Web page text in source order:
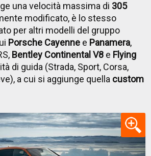
una velocità massima di 305
modificato, è lo stesso
per altri modelli del gruppo
Porsche Cayenne e Panamera,
Bentley Continental V8 e Flying
di guida (Strada, Sport, Corsa,
a cui si aggiunge quella custom